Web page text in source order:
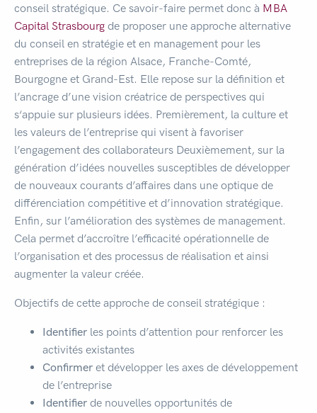
conseil stratégique. Ce savoir-faire permet donc à MBA
Capital Strasbourg de proposer une approche alternative
du conseil en stratégie et en management pour les
entreprises de la région Alsace, Franche-Comté,
Bourgogne et Grand-Est. Elle repose sur la définition et
l’ancrage d’une vision créatrice de perspectives qui
s‘appuie sur plusieurs idées. Premièrement, la culture et
les valeurs de l’entreprise qui visent à favoriser
l’engagement des collaborateurs Deuxièmement, sur la
génération d’idées nouvelles susceptibles de développer
de nouveaux courants d’affaires dans une optique de
différenciation compétitive et d’innovation stratégique.
Enfin, sur l’amélioration des systèmes de management.
Cela permet d’accroître l’efficacité opérationnelle de
l’organisation et des processus de réalisation et ainsi
augmenter la valeur créée.
Objectifs de cette approche de conseil stratégique :
Identifier les points d’attention pour renforcer les
activités existantes
Confirmer et développer les axes de développement
de l’entreprise
Identifier de nouvelles opportunités de